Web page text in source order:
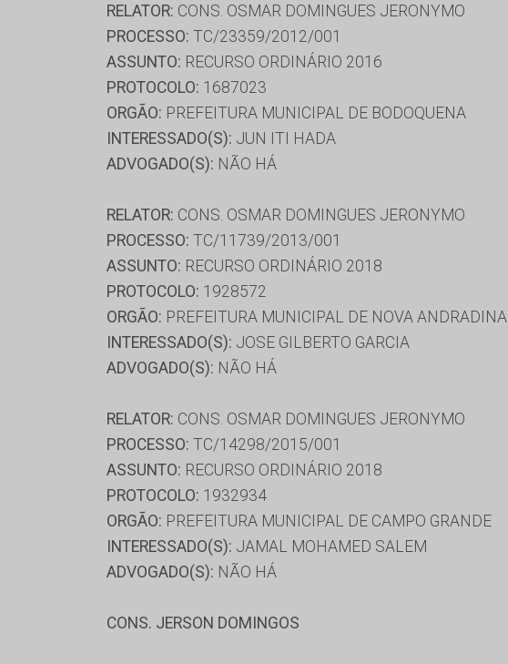
RELATOR: CONS. OSMAR DOMINGUES JERONYMO
PROCESSO: TC/23359/2012/001
ASSUNTO: RECURSO ORDINÁRIO 2016
PROTOCOLO: 1687023
ORGÃO: PREFEITURA MUNICIPAL DE BODOQUENA
INTERESSADO(S): JUN ITI HADA
ADVOGADO(S): NÃO HÁ
RELATOR: CONS. OSMAR DOMINGUES JERONYMO
PROCESSO: TC/11739/2013/001
ASSUNTO: RECURSO ORDINÁRIO 2018
PROTOCOLO: 1928572
ORGÃO: PREFEITURA MUNICIPAL DE NOVA ANDRADINA
INTERESSADO(S): JOSE GILBERTO GARCIA
ADVOGADO(S): NÃO HÁ
RELATOR: CONS. OSMAR DOMINGUES JERONYMO
PROCESSO: TC/14298/2015/001
ASSUNTO: RECURSO ORDINÁRIO 2018
PROTOCOLO: 1932934
ORGÃO: PREFEITURA MUNICIPAL DE CAMPO GRANDE
INTERESSADO(S): JAMAL MOHAMED SALEM
ADVOGADO(S): NÃO HÁ
CONS. JERSON DOMINGOS